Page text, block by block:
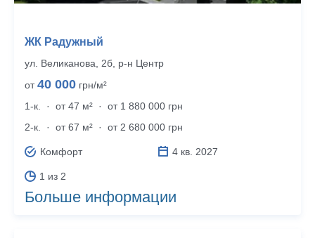
ЖК Радужный
ул. Великанова, 2б, р‑н Центр
от40 000 грн/м²
1-к.
· от 47 м² ·
от 1 880 000 грн
2-к.
· от 67 м² · от 2 680 000 грн
Комфорт 4 кв. 2027
1 из 2
Больше информации